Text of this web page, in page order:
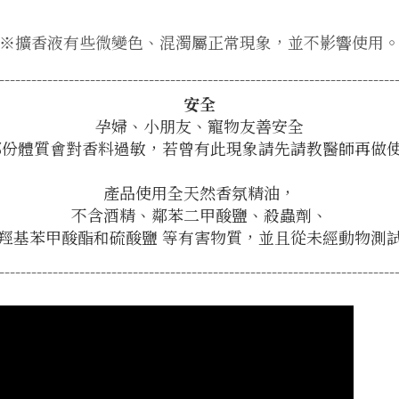
※擴香液有些微變色、混濁屬正常現象，並不影響使用。
安全
孕婦、小朋友、寵物友善安全
體質會對香料過敏，若曾有此現象請先請教醫師再做
產品使用全天然香氛精油，
不含酒精、鄰苯二甲酸鹽、殺蟲劑、
基苯甲酸酯和硫酸鹽 等有害物質，並且從未經動物測